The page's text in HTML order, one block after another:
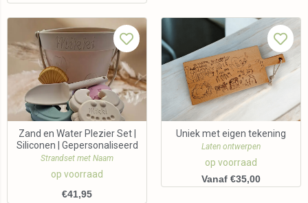
Zand en Water Plezier Set |
Siliconen | Gepersonaliseerd
Strandset met Naam
op voorraad
€41,95
Uniek met eigen tekening
Laten ontwerpen
op voorraad
Vanaf €35,00